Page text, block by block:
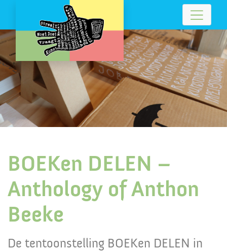
BOEKen DELEN –
Anthology of Anthon
Beeke
De tentoonstelling BOEKen DELEN in